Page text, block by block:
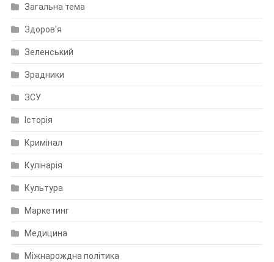
Загальна тема
Здоров'я
Зеленський
Зрадники
ЗСУ
Історія
Кримінал
Кулінарія
Культура
Маркетинг
Медицина
Міжнарождна політика